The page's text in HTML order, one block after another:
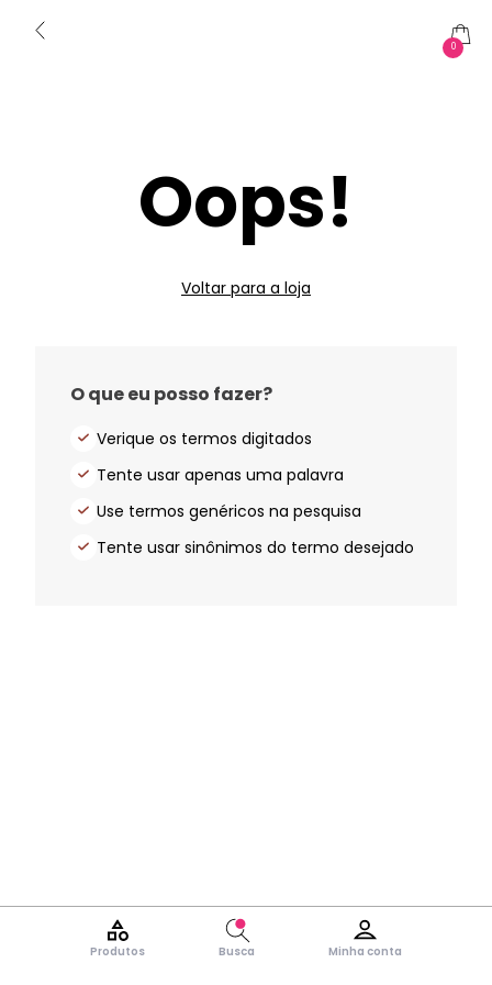
0
Produtos Busca Minha conta
Oops!
Voltar para a loja
O que eu posso fazer?
Verique os termos digitados
Tente usar apenas uma palavra
Use termos genéricos na pesquisa
Tente usar sinônimos do termo desejado